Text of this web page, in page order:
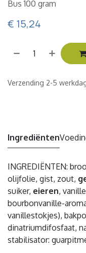
Bus 100 gram
€ 15,24
Verzending 2-5
Ingrediënten
INGREDIËNTEN:
olijfolie, gist, zout,
suiker, eieren,
bourbonvanille-
vanillestokjes),
dinatriumdifosfaat,
stabilisator: